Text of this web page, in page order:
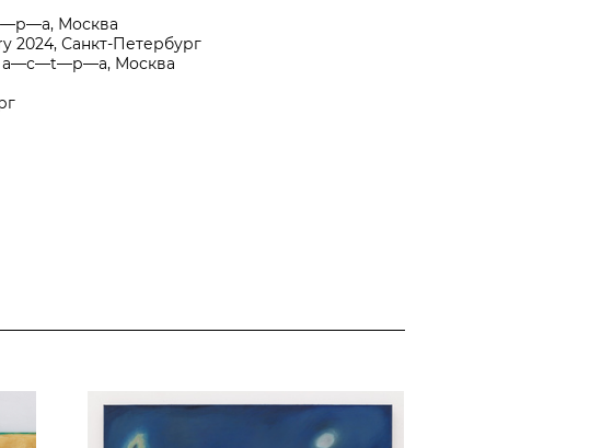
Москва
2024, Санкт-Петербург
a—с—t—р—a, Москва